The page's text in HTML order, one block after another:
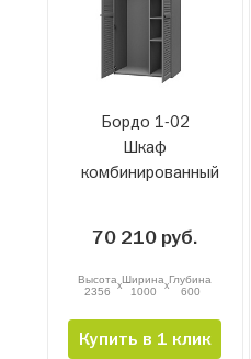
Бордо 1-02
Шкаф
комбинированный
70 210 руб.
Высота
2356
xШирина
1000
xГлубина
600
Купить в 1 клик